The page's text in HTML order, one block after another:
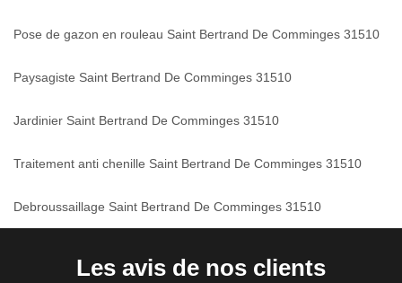
Pose de gazon en rouleau Saint Bertrand De Comminges 31510
Paysagiste Saint Bertrand De Comminges 31510
Jardinier Saint Bertrand De Comminges 31510
Traitement anti chenille Saint Bertrand De Comminges 31510
Debroussaillage Saint Bertrand De Comminges 31510
Les avis de nos clients